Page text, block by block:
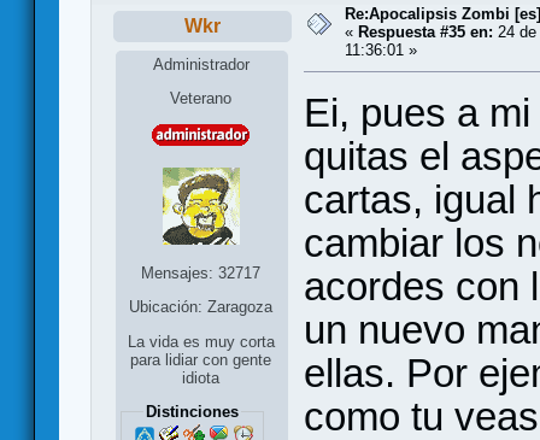
Wkr
Administrador
Veterano
Mensajes: 32717
Ubicación: Zaragoza
La vida es muy corta
para lidiar con gente
idiota
Distinciones
Re:Apocalipsis Zombi [es]
« Respuesta #35 en: 24
11:36:01 »
Ei, pues a
quitas el
cartas, igual
cambiar los
acordes con
un nuevo
ellas. Por
como tu